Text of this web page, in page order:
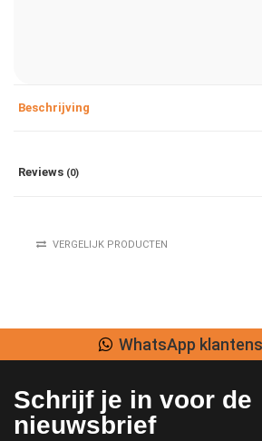
Beschrijving
Reviews (0)
VERGELIJK PRODUCTEN
WhatsApp
Schrijf je in voor de
nieuwsbrief